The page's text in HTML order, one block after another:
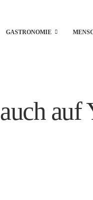
GASTRONOMIE
auf